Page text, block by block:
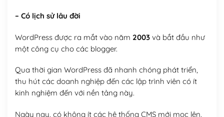
– Có lịch sử lâu đời
WordPress được ra mắt vào năm 2003và bắt đầu như
một công cụ cho các blogger.
Qua thời gian WordPress đã nhanh chóng phát triển,
thu hút các doanh nghiệp đến các lập trình viên có ít
kinh nghiệm đến với nền tảng này.
Ngày nay, có không ít các hệ thống CMS mới mọc lên,